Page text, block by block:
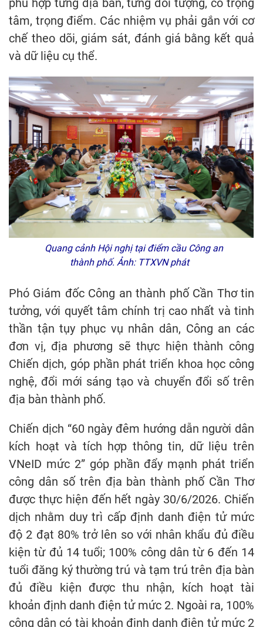
phù hợp từng địa bàn, từng đối tượng, có trọng
tâm, trọng điểm. Các nhiệm vụ phải gắn với cơ
chế theo dõi, giám sát, đánh giá bằng kết quả
và dữ liệu cụ thể.
Quang cảnh Hội nghị tại điểm cầu Công an
thành phố. Ảnh: TTXVN phát
Phó Giám đốc Công an thành phố Cần Thơ tin
tưởng, với quyết tâm chính trị cao nhất và tinh
thần tận tụy phục vụ nhân dân, Công an các
đơn vị, địa phương sẽ thực hiện thành công
Chiến dịch, góp phần phát triển khoa học công
nghệ, đổi mới sáng tạo và chuyển đổi số trên
địa bàn thành phố.
Chiến dịch “60 ngày đêm hướng dẫn người dân
kích hoạt và tích hợp thông tin, dữ liệu trên
VNeID mức 2” góp phần đẩy mạnh phát triển
công dân số trên địa bàn thành phố Cần Thơ
được thực hiện đến hết ngày 30/6/2026. Chiến
dịch nhằm duy trì cấp định danh điện tử mức
độ 2 đạt 80% trở lên so với nhân khẩu đủ điều
kiện từ đủ 14 tuổi; 100% công dân từ 6 đến 14
tuổi đăng ký thường trú và tạm trú trên địa bàn
đủ điều kiện được thu nhận, kích hoạt tài
khoản định danh điện tử mức 2. Ngoài ra, 100%
công dân có tài khoản định danh điện tử mức 2